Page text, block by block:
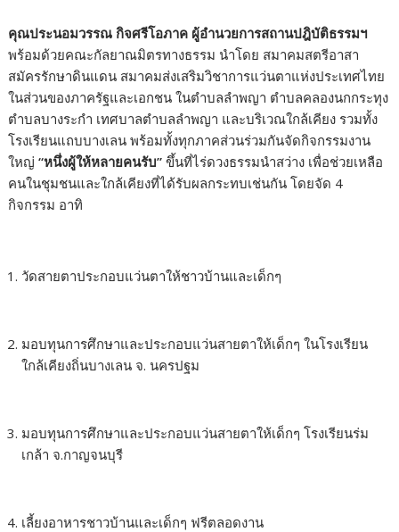
คุณประนอมวรรณ กิจศรีโอภาค ผู้อำนวยการสถานปฎิบัติธรรมฯ
พร้อมด้วยคณะกัลยาณมิตรทางธรรม นำโดย สมาคมสตรีอาสา
สมัครรักษาดินแดน สมาคมส่งเสริมวิชาการแว่นตาแห่งประเทศไทย
ในส่วนของภาครัฐและเอกชน ในตำบลลำพญา ตำบลคลองนกกระทุง
ตำบลบางระกำ เทศบาลตำบลลำพญา และบริเวณใกล้เคียง รวมทั้ง
โรงเรียนแถบบางเลน พร้อมทั้งทุกภาคส่วนร่วมกันจัดกิจกรรมงาน
ใหญ่“หนึ่งผู้ให้หลายคนรับ” ขึ้นที่ไร่ดวงธรรมนำสว่าง เพื่อช่วยเหลือ
คนในชุมชนและใกล้เคียงที่ได้รับผลกระทบเช่นกัน โดยจัด 4
กิจกรรม อาทิ
วัดสายตาประกอบแว่นตาให้ชาวบ้านและเด็กๆ
มอบทุนการศึกษาและประกอบแว่นสายตาให้เด็กๆ ในโรงเรียน
ใกล้เคียงถิ่นบางเลน จ. นครปฐม
มอบทุนการศึกษาและประกอบแว่นสายตาให้เด็กๆ โรงเรียนร่ม
เกล้า จ.กาญจนบุรี
เลี้ยงอาหารชาวบ้านและเด็กๆ ฟรีตลอดงาน